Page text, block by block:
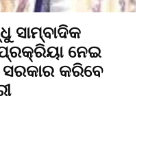
ସାମ୍ବାଦିକ
ନେଇ
ସରକାର କରିବେ